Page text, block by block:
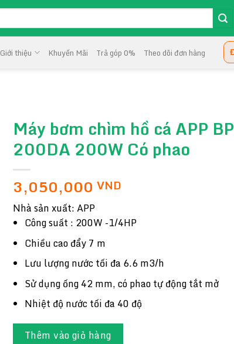
Giới thiệu Khuyến Mãi Trả góp 0% Theo dõi đơn hàng
Máy bơm chìm hồ cá APP
200DA 200W Có phao
3,050,000 VND
Nhà sản xuất:APP
Công suất : 200W -1/4HP
Chiều cao đẩy 7 m
Lưu lượng nước tối đa 6.6 m3/h
Sử dụng ống 42 mm, có phao tự động tắt mở
Nhiệt độ nước tối đa 40 độ
Thêm vào giỏ hàng